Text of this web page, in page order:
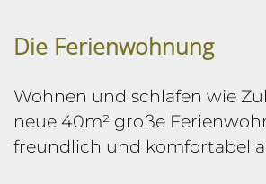
Die Ferienwohnung
Wohnen und schlafen wie
neue 40m² große
freundlich und komfortabel